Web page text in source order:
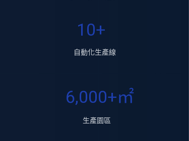
6,000+㎡
生產園區
10+
自動化生產線